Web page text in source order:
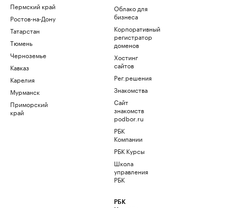
Пермский край
Ростов-на-Дону
Татарстан
Тюмень
Черноземье
Кавказ
Карелия
Мурманск
Приморский
край
Облако для
бизнеса
Корпоративный
регистратор
доменов
Хостинг
сайтов
Рег.решения
Знакомства
Сайт
знакомств
podbor.ru
РБК
Компании
РБК Курсы
Школа
управления
РБК
РБК